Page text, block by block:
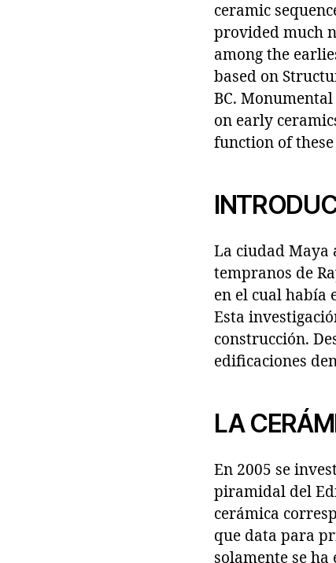
ceramic
provided much
among the
based on
BC.
on early
function of
La ciudad Maya
tempranos de
en el cual había
Esta
construcción.
edificaciones
LA
En 2005 se
piramidal del
cerámica
que data para
solamente se